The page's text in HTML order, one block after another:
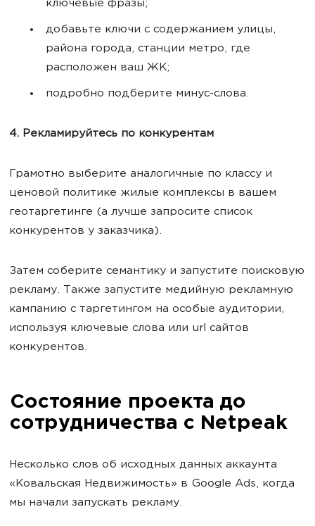
ключевые фразы;
добавьте ключи с содержанием улицы,
района города, станции метро, где
расположен ваш ЖК;
подробно подберите минус-слова.
4. Рекламируйтесь по конкурентам
Грамотно выберите аналогичные по классу и
ценовой политике жилые комплексы в вашем
геотаргетинге (а лучше запросите список
конкурентов у заказчика).
Затем соберите семантику и запустите поисковую
рекламу. Также запустите медийную рекламную
кампанию с таргетингом на особые аудитории,
используя ключевые слова или url сайтов
конкурентов.
Состояние проекта до
сотрудничества с Netpeak
Несколько слов об исходных данных аккаунта
«Ковальская Недвижимость» в Google Ads, когда
мы начали запускать рекламу.